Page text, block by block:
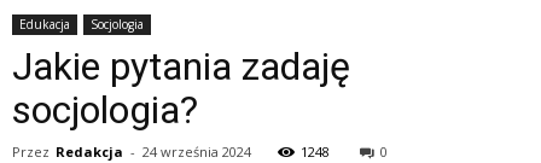
Edukacja Socjologia
Jakie pytania zadaję
socjologia?
Przez Redakcja - 24 września 2024 1248 0